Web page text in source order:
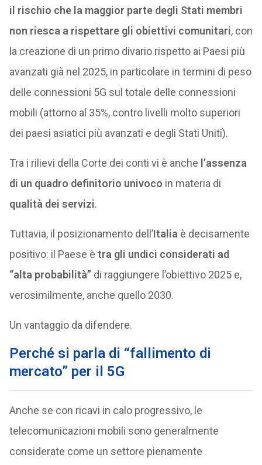
il rischio che la maggior parte degli Stati membri
non riesca a rispettare gli obiettivi comunitari, con
la creazione di un primo divario rispetto ai Paesi più
avanzati già nel 2025, in particolare in termini di peso
delle connessioni 5G sul totale delle connessioni
mobili (attorno al 35%, contro livelli molto superiori
dei paesi asiatici più avanzati e degli Stati Uniti).
Tra i rilievi della Corte dei conti vi è anche l’assenza
di un quadro definitorio univoco in materia di
qualità dei servizi.
Tuttavia, il posizionamento dell’Italia è decisamente
positivo: il Paese è tra gli undici considerati ad
“alta probabilità” di raggiungere l’obiettivo 2025 e,
verosimilmente, anche quello 2030.
Un vantaggio da difendere.
Perché si parla di “fallimento di
mercato” per il 5G
Anche se con ricavi in calo progressivo, le
telecomunicazioni mobili sono generalmente
considerate come un settore pienamente